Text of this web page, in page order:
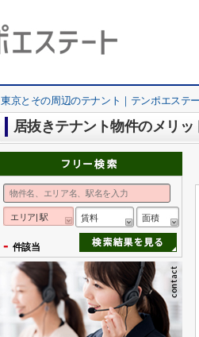
東京とその周辺のテナント｜テンポエステ
居抜きテナント物件のメリッ
エリア| 駅 賃料 面積
- 件該当